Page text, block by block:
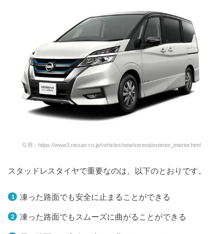
引用：https://www3.nissan.co.jp/vehicles/new/serena/exterior_interior.html
スタッドレスタイヤで重要なのは、以下のとおりです。
凍った路面でも安全に止まることができる
凍った路面でもスムーズに曲がることができる